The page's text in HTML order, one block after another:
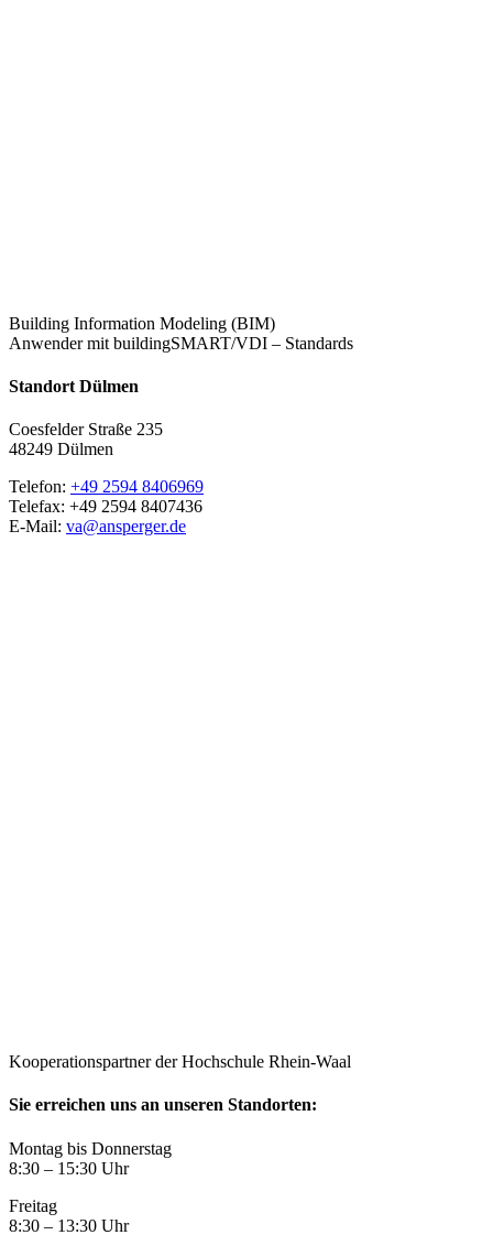
Building Information Modeling (BIM)
Anwender mit buildingSMART/VDI – Standards
Standort Dülmen
Coesfelder Straße 235
48249 Dülmen
Telefon: +49 2594 8406969
Telefax: +49 2594 8407436
E-Mail: va@ansperger.de
Kooperationspartner der Hochschule Rhein-Waal
Sie erreichen uns an unseren Standorten:
Montag bis Donnerstag
8:30 – 15:30 Uhr
Freitag
8:30 – 13:30 Uhr